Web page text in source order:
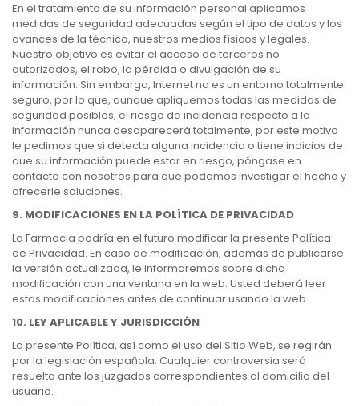
En el tratamiento de su información personal aplicamos
medidas de seguridad adecuadas según el tipo de datos y los
avances de la técnica, nuestros medios físicos y legales.
Nuestro objetivo es evitar el acceso de terceros no
autorizados, el robo, la pérdida o divulgación de su
información. Sin embargo, Internet no es un entorno totalmente
seguro, por lo que, aunque apliquemos todas las medidas de
seguridad posibles, el riesgo de incidencia respecto a la
información nunca desaparecerá totalmente, por este motivo
le pedimos que si detecta alguna incidencia o tiene indicios de
que su información puede estar en riesgo, póngase en
contacto con nosotros para que podamos investigar el hecho y
ofrecerle soluciones.
9. MODIFICACIONES EN LA POLÍTICA DE PRIVACIDAD
La Farmacia podría en el futuro modificar la presente Política
de Privacidad. En caso de modificación, además de publicarse
la versión actualizada, le informaremos sobre dicha
modificación con una ventana en la web. Usted deberá leer
estas modificaciones antes de continuar usando la web.
10. LEY APLICABLE Y JURISDICCIÓN
La presente Política, así como el uso del Sitio Web, se regirán
por la legislación española. Cualquier controversia será
resuelta ante los juzgados correspondientes al domicilio del
usuario.